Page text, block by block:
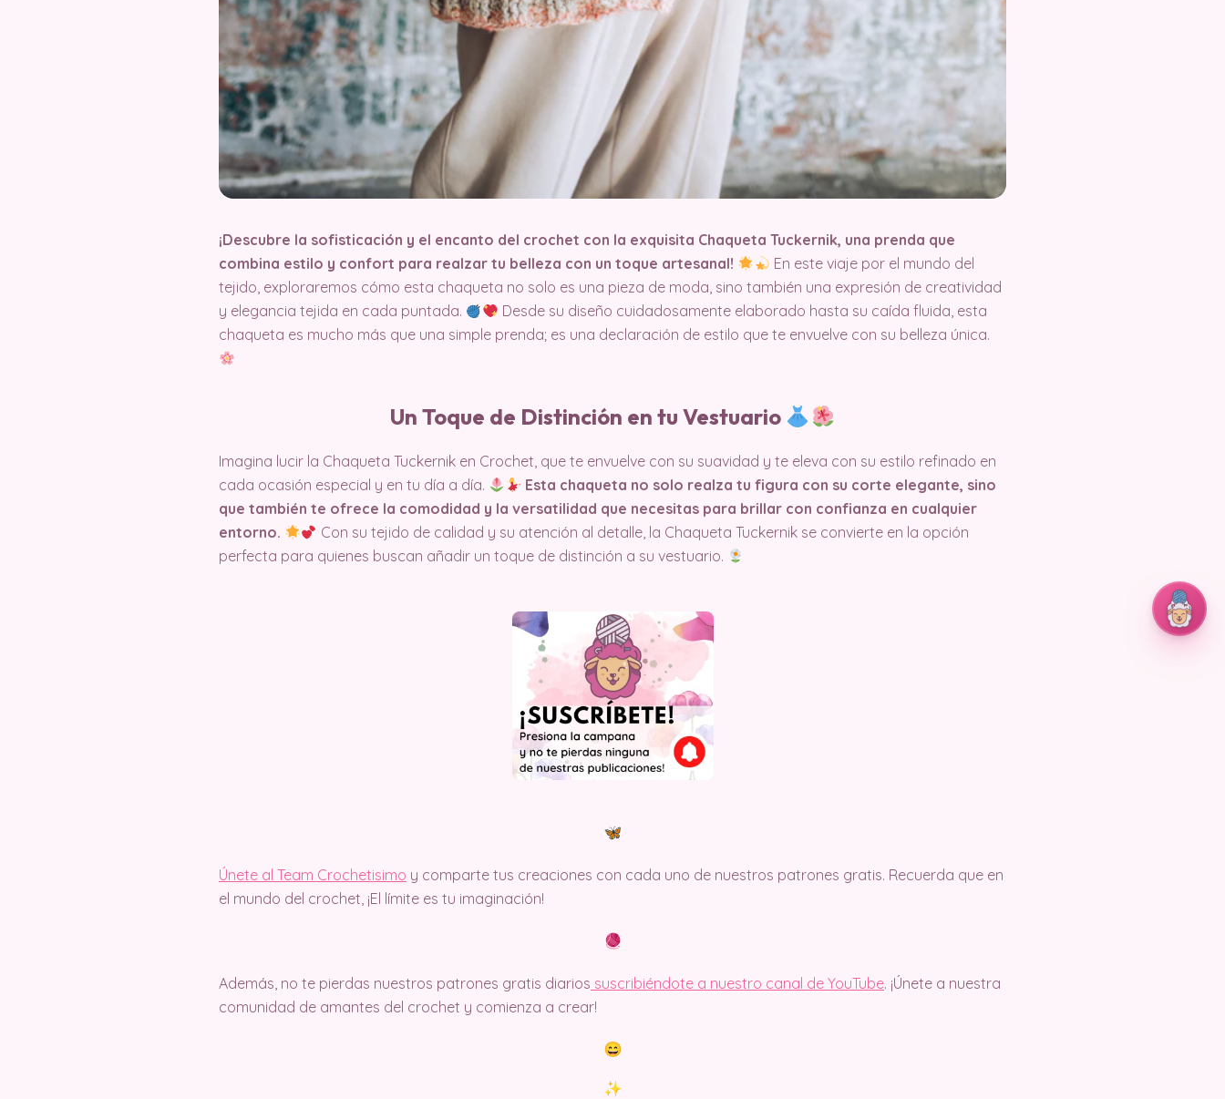
¡Descubre la sofisticación y el encanto del crochet con la exquisita Chaqueta Tuckernik, una prenda que
combina estilo y confort para realzar tu belleza con un toque artesanal!
En este viaje por el mundo del
tejido, exploraremos cómo esta chaqueta no solo es una pieza de moda, sino también una expresión de creatividad
y elegancia tejida en cada puntada.
Desde su diseño cuidadosamente elaborado hasta su caída fluida, esta
chaqueta es mucho más que una simple prenda; es una declaración de estilo que te envuelve con su belleza única.
Un Toque de Distinción en tu Vestuario
Imagina lucir la Chaqueta Tuckernik en Crochet, que te envuelve con su suavidad y te eleva con su estilo refinado en
cada ocasión especial y en tu día a día.
Esta chaqueta no solo realza tu figura con su corte elegante, sino
que también te ofrece la comodidad y la versatilidad que necesitas para brillar con confianza en cualquier
entorno.
Con su tejido de calidad y su atención al detalle, la Chaqueta Tuckernik se convierte en la opción
perfecta para quienes buscan añadir un toque de distinción a su vestuario.
Únete al Team Crochetisimo y comparte tus creaciones con cada uno de nuestros patrones gratis. Recuerda que en
el mundo del crochet, ¡El límite es tu imaginación!
Además, no te pierdas nuestros patrones gratis diarios suscribiéndote a nuestro canal de YouTube. ¡Únete a nuestra
comunidad de amantes del crochet y comienza a crear!